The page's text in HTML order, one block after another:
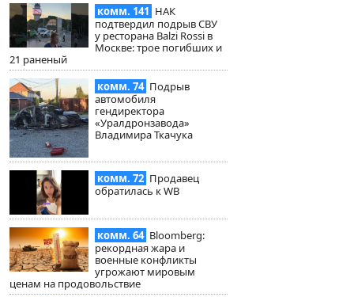
комм. 141 НАК
подтвердил подрыв СВУ
у ресторана Balzi Rossi в
Москве: трое погибших и
21 раненый
комм. 74 Подрыв
автомобиля
гендиректора
«Уралдронзавода»
Владимира Ткачука
комм. 72 Продавец
обратилась к WB
комм. 64 Bloomberg:
рекордная жара и
военные конфликты
угрожают мировым
ценам на продовольствие